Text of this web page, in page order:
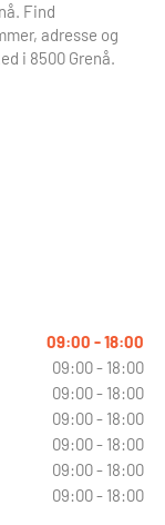
Find
adresse og
i 8500 Grenå.
09:00 - 18:00
09:00 - 18:00
09:00 - 18:00
09:00 - 18:00
09:00 - 18:00
09:00 - 18:00
09:00 - 18:00